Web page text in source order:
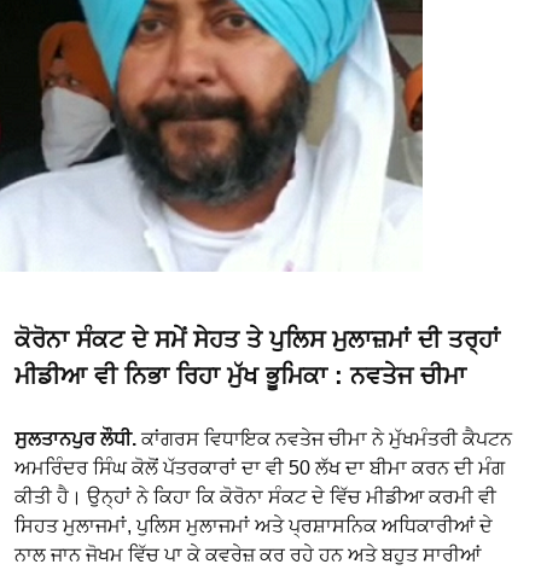
ਕੋਰੋਨਾ ਸੰਕਟ ਦੇ ਸਮੇਂ ਸੇਹਤ ਤੇ ਪੁਲਿਸ ਮੁਲਾਜ਼ਮਾਂ ਦੀ ਤਰ੍ਹਾਂ
ਮੀਡੀਆ ਵੀ ਨਿਭਾ ਰਿਹਾ ਮੁੱਖ ਭੂਮਿਕਾ : ਨਵਤੇਜ ਚੀਮਾ
ਸੁਲਤਾਨਪੁਰ ਲੌਧੀ.ਕਾਂਗਰਸ ਵਿਧਾਇਕ ਨਵਤੇਜ ਚੀਮਾ ਨੇ ਮੁੱਖਮੰਤਰੀ ਕੈਪਟਨ
ਅਮਰਿੰਦਰ ਸਿੰਘ ਕੋਲੋਂ ਪੱਤਰਕਾਰਾਂ ਦਾ ਵੀ 50 ਲੱਖ ਦਾ ਬੀਮਾ ਕਰਨ ਦੀ ਮੰਗ
ਕੀਤੀ ਹੈ। ਉਨ੍ਹਾਂ ਨੇ ਕਿਹਾ ਕਿ ਕੋਰੋਨਾ ਸੰਕਟ ਦੇ ਵਿੱਚ ਮੀਡੀਆ ਕਰਮੀ ਵੀ
ਸਿਹਤ ਮੁਲਾਜਮਾਂ, ਪੁਲਿਸ ਮੁਲਾਜਮਾਂ ਅਤੇ ਪ੍ਰਸ਼ਾਸਨਿਕ ਅਧਿਕਾਰੀਆਂ ਦੇ
ਨਾਲ ਜਾਨ ਜੋਖਮ ਵਿੱਚ ਪਾ ਕੇ ਕਵਰੇਜ਼ ਕਰ ਰਹੇ ਹਨ ਅਤੇ ਬਹੁਤ ਸਾਰੀਆਂ